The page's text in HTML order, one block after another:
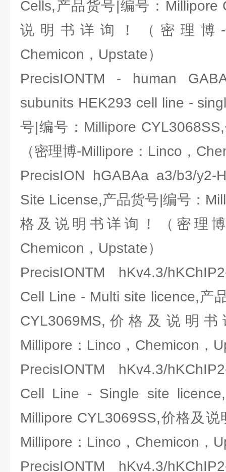
Cells,产品货号|编号：Millipore
说明书详询！（密理博-
Chemicon，Upstate）
PrecisIONTM - human
subunits HEK293 cell line -
号|编号：Millipore
（密理博-Millipore：Linco，
PrecisION hGABAa a3/b3/
Site License,产品货号|编号：
格及说明书详询！（密理博
Chemicon，Upstate）
PrecisIONTM hKv4.3/
Cell Line - Multi site licence,产
CYL3069MS,价格及说明
Millipore：Linco，Chemicon，
PrecisIONTM hKv4.3/
Cell Line - Single site
Millipore CYL3069SS,价格及
Millipore：Linco，Chemicon，
PrecisIONTM hKv4.3/